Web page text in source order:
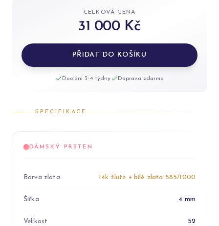
CELKOVÁ CENA
31 000 Kč
PŘIDAT DO KOŠÍKU
Dodání 3-4 týdny Doprava zdarma
SPECIFIKACE
DÁMSKÝ PRSTEN
Barva zlata 14k žluté + bílé zlato 585/1000
Šířka 4 mm
Velikost 52